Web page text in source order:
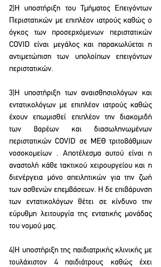
2)Η υποστήριξη του Τμήματος Επειγόντων
Περιστατικών με επιπλέον ιατρούς καθώς ο
όγκος των προσερχόμενων περιστατικών
COVID είναι μεγάλος και παρακωλύεται η
αντιμετώπιση των υπολοίπων επειγόντων
περιστατικών.
3)Η υποστήριξη των αναισθησιολόγων και
εντατικολόγων με επιπλέον ιατρούς καθώς
έχουν επωμισθεί επιπλέον την διακομιδή
των βαρέων και διασωληνωμένων
περιστατικών COVID σε ΜΕΘ τριτοβάθμιων
νοσοκομείων . Αποτέλεσμα αυτού είναι η
αναστολή κάθε τακτικού χειρουργείου και η
διενέργεια μόνο απειλητικών για την ζωή
των ασθενών επεμβάσεων. Η δε επιβάρυνση
των εντατικολόγων θέτει σε κίνδυνο την
εύρυθμη λειτουργία της εντατικής μονάδας
του νομού μας.
4)Η υποστήριξη της παιδιατρικής κλινικής με
τουλάχιστον 4 παιδιάτρους καθώς έχει